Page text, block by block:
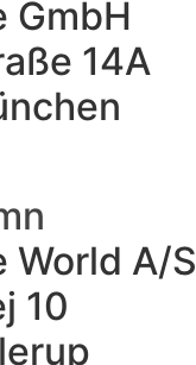
GmbH
14A
World A/S
10